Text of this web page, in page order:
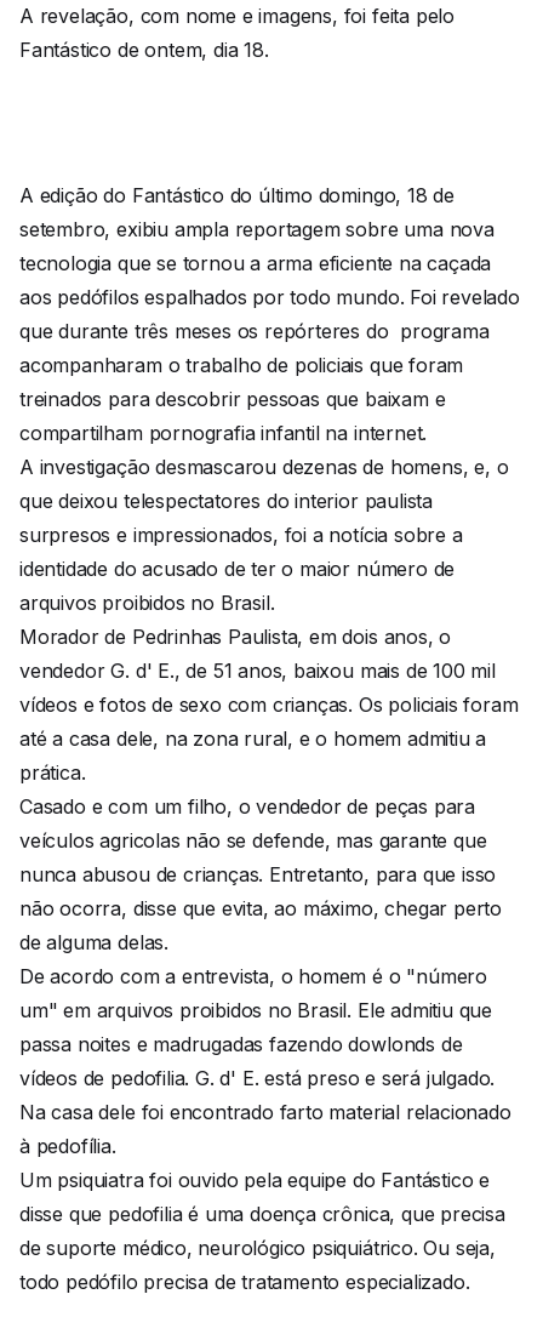
A revelação, com nome e imagens, foi feita pelo
Fantástico de ontem, dia 18.
A edição do Fantástico do último domingo, 18 de
setembro, exibiu ampla reportagem sobre uma nova
tecnologia que se tornou a arma eficiente na caçada
aos pedófilos espalhados por todo mundo. Foi revelado
que durante três meses os repórteres do programa
acompanharam o trabalho de policiais que foram
treinados para descobrir pessoas que baixam e
compartilham pornografia infantil na internet.
A investigação desmascarou dezenas de homens, e, o
que deixou telespectatores do interior paulista
surpresos e impressionados, foi a notícia sobre a
identidade do acusado de ter o maior número de
arquivos proibidos no Brasil.
Morador de Pedrinhas Paulista, em dois anos, o
vendedor G. d' E., de 51 anos, baixou mais de 100 mil
vídeos e fotos de sexo com crianças. Os policiais foram
até a casa dele, na zona rural, e o homem admitiu a
prática.
Casado e com um filho, o vendedor de peças para
veículos agricolas não se defende, mas garante que
nunca abusou de crianças. Entretanto, para que isso
não ocorra, disse que evita, ao máximo, chegar perto
de alguma delas.
De acordo com a entrevista, o homem é o "número
um" em arquivos proibidos no Brasil. Ele admitiu que
passa noites e madrugadas fazendo dowlonds de
vídeos de pedofilia. G. d' E. está preso e será julgado.
Na casa dele foi encontrado farto material relacionado
à pedofília.
Um psiquiatra foi ouvido pela equipe do Fantástico e
disse que pedofilia é uma doença crônica, que precisa
de suporte médico, neurológico psiquiátrico. Ou seja,
todo pedófilo precisa de tratamento especializado.